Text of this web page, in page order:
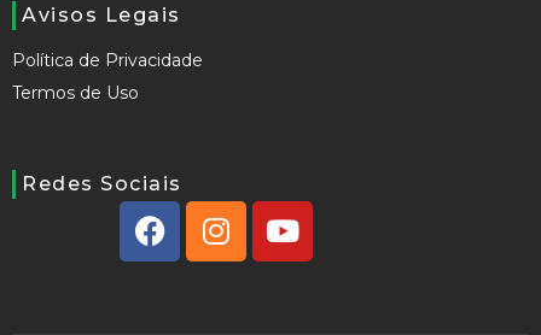
Avisos Legais
Política de Privacidade
Termos de Uso
Redes Sociais
F
a
I
n
Y
o